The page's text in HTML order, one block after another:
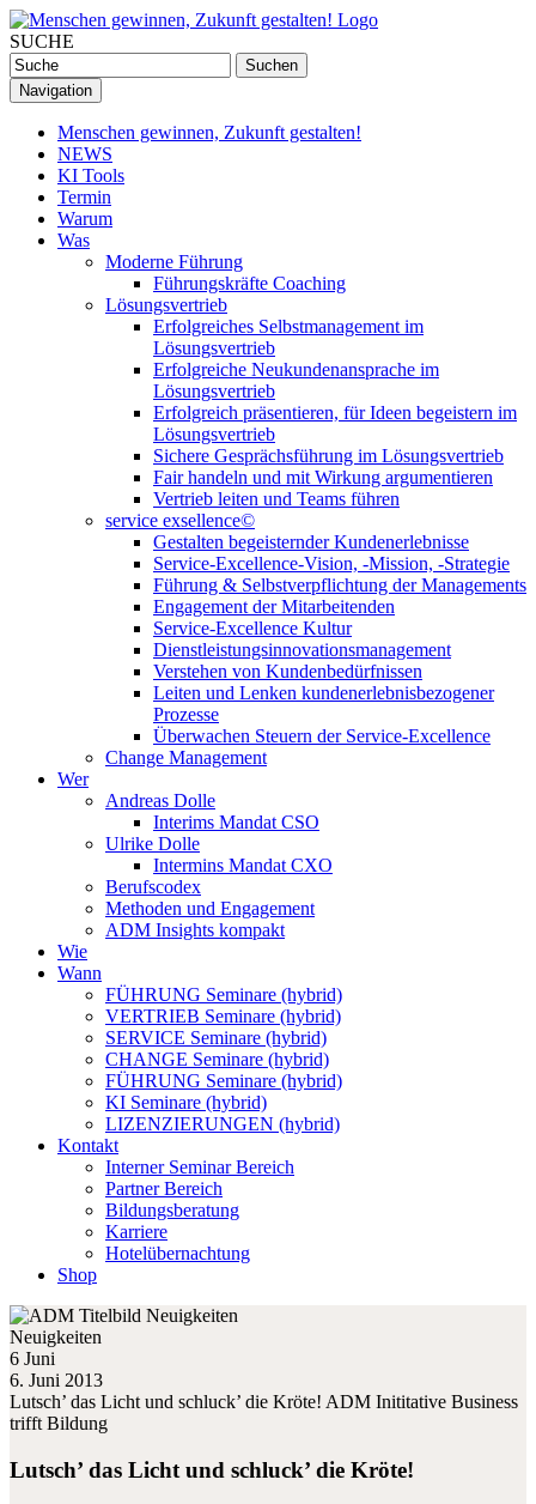
SUCHE
Navigation
Menschen gewinnen, Zukunft gestalten!
NEWS
KI Tools
Termin
Warum
Was
Moderne Führung
Führungskräfte Coaching
Lösungsvertrieb
Erfolgreiches Selbstmanagement im
Lösungsvertrieb
Erfolgreiche Neukundenansprache im
Lösungsvertrieb
Erfolgreich präsentieren, für Ideen begeistern im
Lösungsvertrieb
Sichere Gesprächsführung im Lösungsvertrieb
Fair handeln und mit Wirkung argumentieren
Vertrieb leiten und Teams führen
service exsellence©
Gestalten begeisternder Kundenerlebnisse
Service-Excellence-Vision, -Mission, -Strategie
Führung & Selbstverpflichtung der Managements
Engagement der Mitarbeitenden
Service-Excellence Kultur
Dienstleistungsinnovationsmanagement
Verstehen von Kundenbedürfnissen
Leiten und Lenken kundenerlebnisbezogener
Prozesse
Überwachen Steuern der Service-Excellence
Change Management
Wer
Andreas Dolle
Interims Mandat CSO
Ulrike Dolle
Intermins Mandat CXO
Berufscodex
Methoden und Engagement
ADM Insights kompakt
Wie
Wann
FÜHRUNG Seminare (hybrid)
VERTRIEB Seminare (hybrid)
SERVICE Seminare (hybrid)
CHANGE Seminare (hybrid)
FÜHRUNG Seminare (hybrid)
KI Seminare (hybrid)
LIZENZIERUNGEN (hybrid)
Kontakt
Interner Seminar Bereich
Partner Bereich
Bildungsberatung
Karriere
Hotelübernachtung
Shop
Neuigkeiten
6 Juni
6. Juni 2013
Lutsch’ das Licht und schluck’ die Kröte! ADM Inititative Business
trifft Bildung
Lutsch’ das Licht und schluck’ die Kröte!